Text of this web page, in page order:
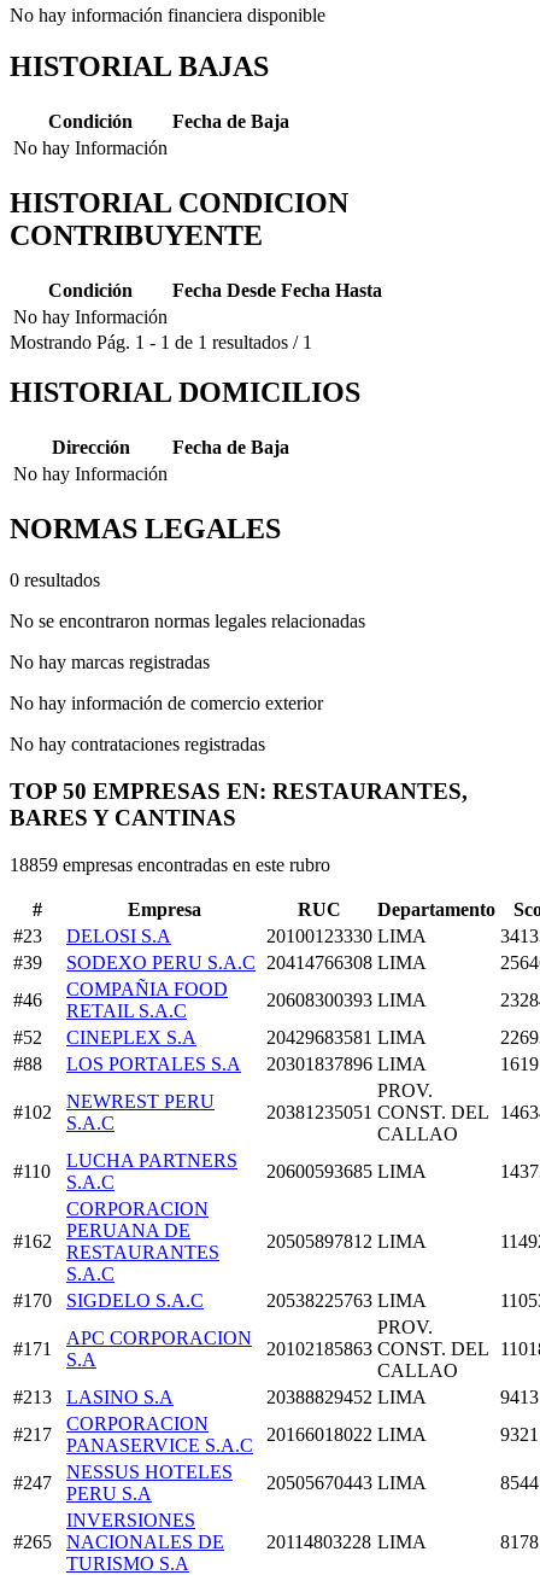
No hay información financiera disponible
HISTORIAL BAJAS
Condición
Fecha de Baja
No hay Información
HISTORIAL CONDICION
CONTRIBUYENTE
Condición Fecha Desde Fecha Hasta
No hay Información
Mostrando Pág. 1 - 1 de 1 resultados / 1
HISTORIAL DOMICILIOS
Dirección
Fecha de Baja
No hay Información
NORMAS LEGALES
0 resultados
No se encontraron normas legales relacionadas
No hay marcas registradas
No hay información de comercio exterior
No hay contrataciones registradas
TOP 50 EMPRESAS EN: RESTAURANTES,
BARES Y CANTINAS
18859 empresas encontradas en este rubro
# Empresa RUC Departamento
#23
DELOSI S.A 20100123330 LIMA
#39
SODEXO PERU S.A.C 20414766308 LIMA
#46
COMPAÑIA FOOD
RETAIL S.A.C
20608300393 LIMA
#52
CINEPLEX S.A 20429683581 LIMA
#88
LOS PORTALES S.A 20301837896 LIMA
#102
NEWREST PERU
S.A.C
20381235051
PROV.
CONST. DEL
CALLAO
#110
LUCHA PARTNERS
S.A.C
20600593685 LIMA
#162
CORPORACION
PERUANA DE
RESTAURANTES
S.A.C
20505897812 LIMA
#170 SIGDELO S.A.C 20538225763 LIMA
#171
APC CORPORACION
S.A
20102185863
PROV.
CONST. DEL
CALLAO
#213 LASINO S.A 20388829452 LIMA
#217
CORPORACION
PANASERVICE S.A.C
20166018022 LIMA
#247
NESSUS HOTELES
PERU S.A
20505670443 LIMA
#265
INVERSIONES
NACIONALES DE
TURISMO S.A
20114803228 LIMA